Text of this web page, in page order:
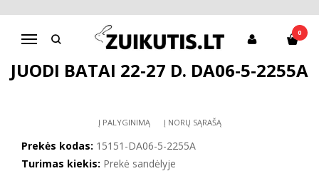
Navigacija
0
Pagrindinis
D.D.Step batai berniukams
Juodi batai 22-27 d. DA06-5-2255A
JUODI BATAI 22-27 D. DA06-5-2255A
Į PALYGINIMĄ Į NORŲ SĄRAŠĄ
Prekės kodas: 15151-DA06-5-2255A
Turimas kiekis: Prekė sandėlyje